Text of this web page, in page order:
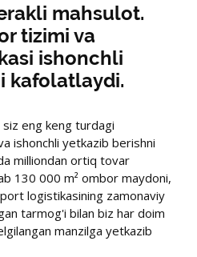
mahsulot.
tizimi va
ishonchli
kafolatlaydi.
eng keng turdagi
ishonchli yetkazib berishni
milliondan ortiq tovar
130 000 m² ombor maydoni,
logistikasining zamonaviy
tarmog'i bilan biz har doim
manzilga yetkazib